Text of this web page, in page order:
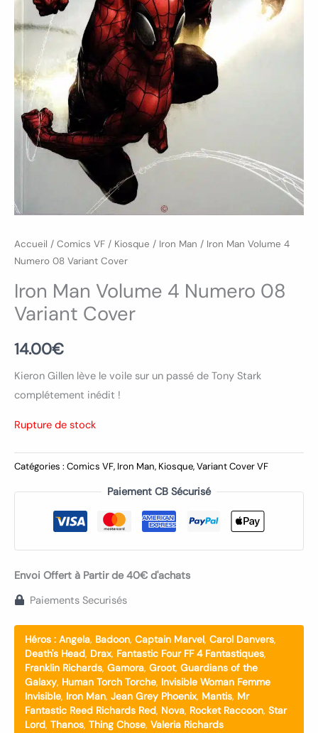
Accueil / Comics VF / Kiosque / Iron Man / Iron Man Volume 4
Numero 08 Variant Cover
Iron Man Volume 4 Numero 08
Variant Cover
14.00€
Kieron Gillen lève le voile sur un passé de Tony Stark
complétement inédit !
Rupture de stock
Catégories : Comics VF, Iron Man, Kiosque,Variant Cover VF
Paiement CB Sécurisé
Envoi Offert à Partir de 40€ d'achats
Paiements Securisés
Héros : Angela, Badoon, Captain Marvel, Carol Danvers,
Death's Head, Drax, Fantastic Four FF 4 Fantastiques,
Franklin Richards, Gamora, Groot, Guardians of the
Galaxy, Human Torch Torche, Invisible Woman Femme
Invisible, Iron Man, Jean Grey Phoenix, Mantis, Mr
Fantastic Reed Richards Red, Nova, Rocket Raccoon, Star
Lord, Thanos, Thing Chose, Valeria Richards